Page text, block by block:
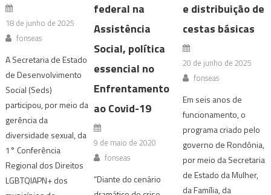
18 de junho de 2025
fonseas
A Secretaria de Estado
de Desenvolvimento
Social (Seds)
participou, por meio da
gerência da
diversidade sexual, da
1° Conferência
Regional dos Direitos
LGBTQIAPN+ dos
federal na
Assistência
Social, política
essencial no
Enfrentamento
ao Covid-19
9 de maio de 2020
fonseas
“Diante do cenário
e distribuição de
cestas básicas
20 de junho de 2025
fonseas
Em seis anos de
funcionamento, o
programa criado pelo
governo de Rondônia,
por meio da Secretaria
de Estado da Mulher,
da Família, da